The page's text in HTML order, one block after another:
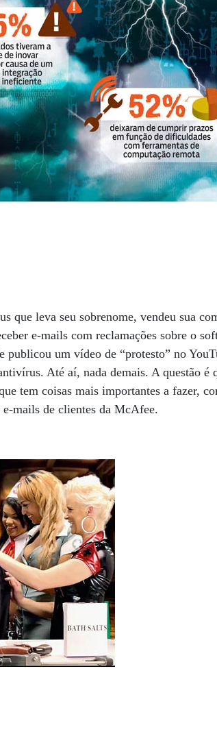
que leva seu sobrenome, vendeu sua
e-mails com reclamações sobre o
publicou um vídeo de “protesto” no
Até aí, nada demais. A questão é
tem coisas mais importantes a fazer,
e-mails de clientes da McAfee.